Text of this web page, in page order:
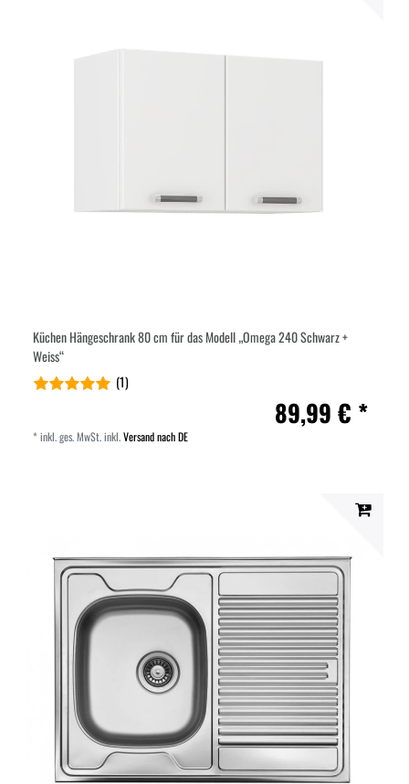
Küchen Hängeschrank 80 cm für das Modell „Omega 240 Schwarz +
Weiss“
(1)
89,99 € *
*inkl. ges. MwSt.inkl.Versand nach DE